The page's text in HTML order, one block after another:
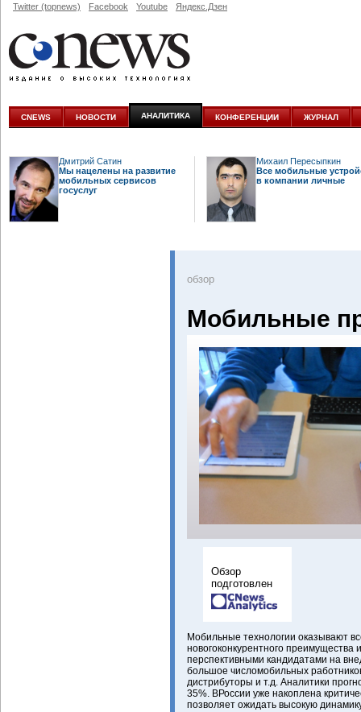
Twitter (topnews) Facebook Youtube Яндекс.Дзен
CNEWS НОВОСТИ АНАЛИТИКА КОНФЕРЕНЦИИ ЖУРНАЛ
Дмитрий Сатин
Мы нацелены на развитие
мобильных сервисов
госуслуг
Михаил Пересыпкин
Все мобильные
в компании личные
oбзор
Мобильные
Обзор
подготовлен
Мобильные технологии оказывают
новогоконкурентного
перспективными кандидатами на
большое числомобильных
дистрибуторы и т.д. Аналитики
35%. ВРоссии уже накоплена
позволяет ожидать высокую